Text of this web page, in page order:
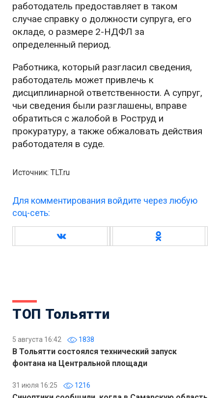
работодатель предоставляет в таком
случае справку о должности супруга, его
окладе, о размере 2-НДФЛ за
определенный период.
Работника, который разгласил сведения,
работодатель может привлечь к
дисциплинарной ответственности. А супруг,
чьи сведения были разглашены, вправе
обратиться с жалобой в Роструд и
прокуратуру, а также обжаловать действия
работодателя в суде.
Источник: TLT.ru
Для комментирования войдите через любую
соц-сеть:
ТОП Тольятти
5 августа 16:42 1838
В Тольятти состоялся технический запуск
фонтана на Центральной площади
31 июля 16:25 1216